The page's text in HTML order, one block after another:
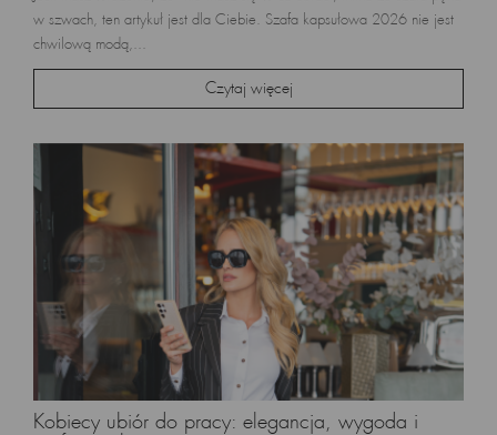
w szwach, ten artykuł jest dla Ciebie. Szafa kapsułowa 2026 nie jest
chwilową modą,...
Czytaj więcej
Kobiecy ubiór do pracy: elegancja, wygoda i